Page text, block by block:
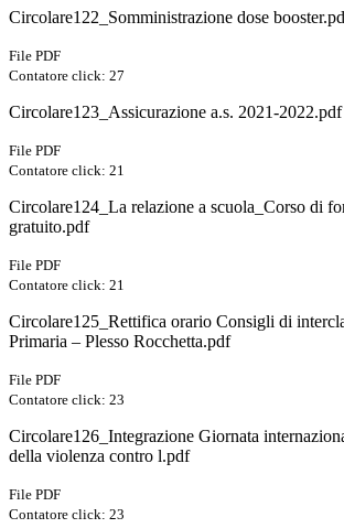
Circolare122_Somministrazione dose
File PDF
Contatore click: 27
Circolare123_Assicurazione a.s. 2021-2022.pdf
File PDF
Contatore click: 21
Circolare124_La relazione a scuola_Corso di
gratuito.pdf
File PDF
Contatore click: 21
Circolare125_Rettifica orario Consigli di
Primaria – Plesso Rocchetta.pdf
File PDF
Contatore click: 23
Circolare126_Integrazione Giornata
della violenza contro l.pdf
File PDF
Contatore click: 23